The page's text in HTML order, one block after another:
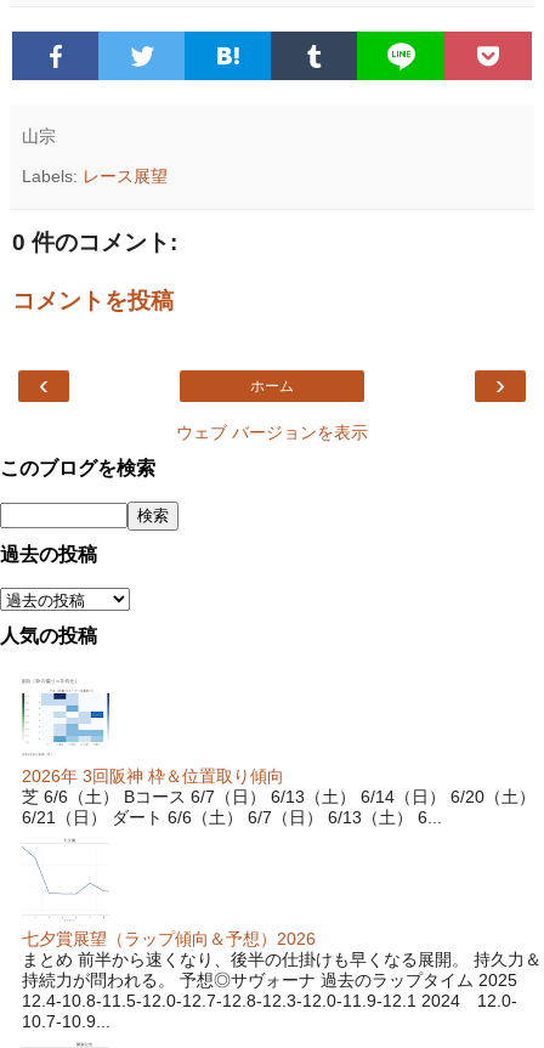
山宗
Labels: レース展望
0 件のコメント:
コメントを投稿
‹ ›
ホーム
ウェブ バージョンを表示
このブログを検索
過去の投稿
人気の投稿
2026年 3回阪神 枠＆位置取り傾向
芝 6/6（土） Bコース 6/7（日） 6/13（土） 6/14（日） 6/20（土）
6/21（日） ダート 6/6（土） 6/7（日） 6/13（土） 6...
七夕賞展望（ラップ傾向＆予想）2026
まとめ 前半から速くなり、後半の仕掛けも早くなる展開。 持久力＆
持続力が問われる。 予想◎サヴォーナ 過去のラップタイム 2025
12.4-10.8-11.5-12.0-12.7-12.8-12.3-12.0-11.9-12.1 2024 12.0-
10.7-10.9...